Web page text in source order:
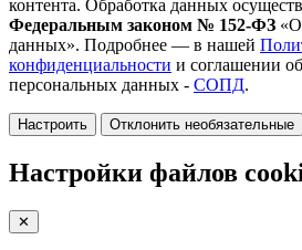
контента. Обработка данных
Федеральным законом № 152-ФЗ
данных». Подробнее — в нашей
конфиденциальности и соглашении
персональных данных - СОПД.
Настроить Отклонить необязательные
Настройки файлов
✕